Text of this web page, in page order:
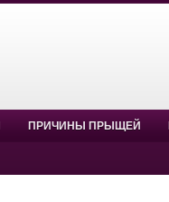
ПРИЧИНЫ ПРЫЩЕЙ